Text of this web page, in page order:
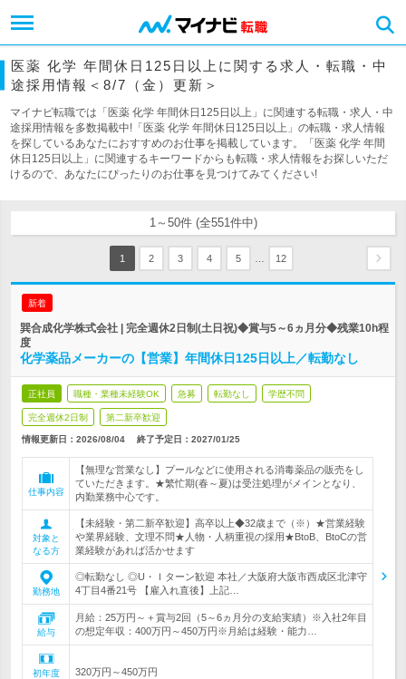
医薬 化学 年間休日125日以上に関する求人・転職・中
途採用情報＜8/7（金）更新＞
マイナビ転職では「医薬 化学 年間休日125日以上」に関連する転職・求人・中
途採用情報を多数掲載中!「医薬 化学 年間休日125日以上」の転職・求人情報
を探しているあなたにおすすめのお仕事を掲載しています。「医薬 化学 年間
休日125日以上」に関連するキーワードからも転職・求人情報をお探しいただ
けるので、あなたにぴったりのお仕事を見つけてみてください!
1～50件 (全551件中)
1 2 3 4 5 12
新着
巽合成化学株式会社 | 完全週休2日制(土日祝)◆賞与5～6ヵ月分◆残業10h程
度
化学薬品メーカーの【営業】年間休日125日以上／転勤なし
正社員 職種・業種未経験OK 急募 転勤なし 学歴不問
完全週休2日制 第二新卒歓迎
情報更新日：2026/08/04 終了予定日： 2027/01/25
仕事内容
【無理な営業なし】プールなどに使用される消毒薬品の販売をし
ていただきます。★繁忙期(春～夏)は受注処理がメインとなり、
内勤業務中心です。
対象と
なる方
【未経験・第二新卒歓迎】高卒以上◆32歳まで（※）★営業経験
や業界経験、文理不問★人物・人柄重視の採用★BtoB、BtoCの営
業経験があれば活かせます
勤務地
◎転勤なし ◎U・Ｉターン歓迎 本社／大阪府大阪市西成区北津守
4丁目4番21号 【雇入れ直後】上記…
給与
月給：25万円～＋賞与2回（5～6ヵ月分の支給実績）※入社2年目
の想定年収：400万円～450万円※月給は経験・能力…
初年度
320万円～450万円